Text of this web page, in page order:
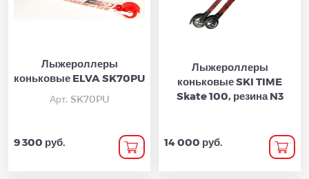
Лыжероллеры
коньковые ELVA SK70PU
Арт. SK70PU
9 300 руб.
Лыжероллеры
коньковые SKI TIME
Skate 100, резина N3
14 000 руб.